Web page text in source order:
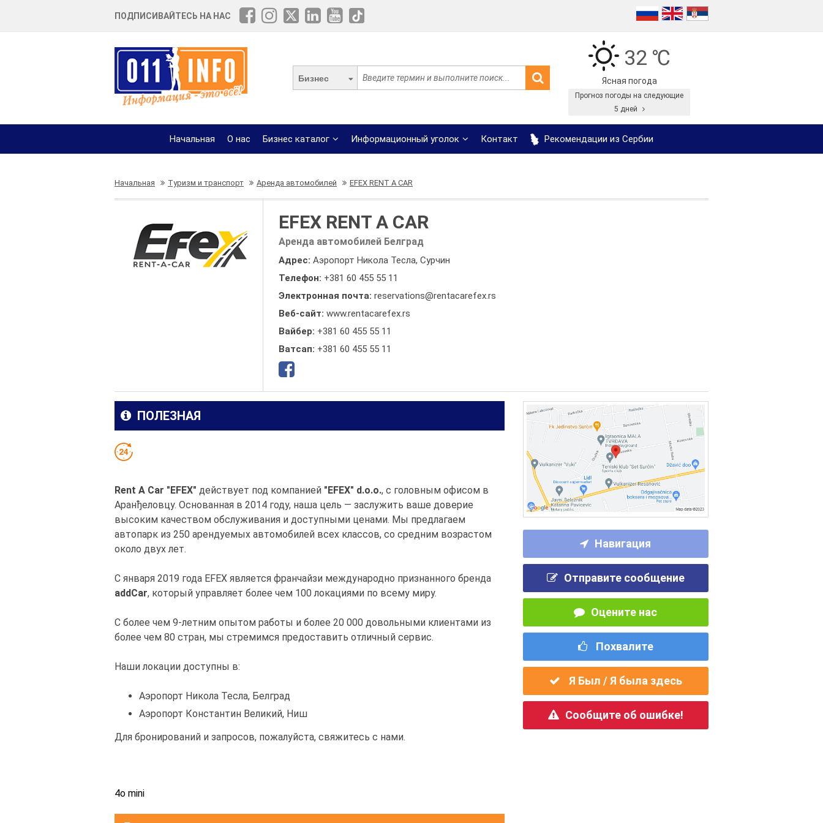
ПОДПИСИВАЙТЕСЬ НА НАС
Бизнес
32 ℃
Ясная погода
Прогноз погоды на следующие
5 дней
Начальная О нас Бизнес каталог Информационный уголок Контакт Рекомендации из Сербии
Начальная Туризм и транспорт Аренда автомобилей EFEX RENT A CAR
EFEX RENT A CAR
Аренда автомобилей Белград
Адрес: Аэропорт Никола Тесла, Сурчин
Телефон: +381 60 455 55 11
Электронная почта: reservations@rentacarefex.rs
Веб-сайт: www.rentacarefex.rs
Вайбер: +381 60 455 55 11
Ватсап: +381 60 455 55 11
Навигация
Отправите сообщение
Оцените нас
Похвалите
Я Был / Я была здесь
Сообщите об ошибке!
ПОЛЕЗНАЯ
Rent A Car "EFEX" действует под компанией "EFEX" d.o.o., с головным офисом в
Аранђеловцу. Основанная в 2014 году, наша цель — заслужить ваше доверие
высоким качеством обслуживания и доступными ценами. Мы предлагаем
автопарк из 250 арендуемых автомобилей всех классов, со средним возрастом
около двух лет.
С января 2019 года EFEX является франчайзи международно признанного бренда
addCar, который управляет более чем 100 локациями по всему миру.
С более чем 9-летним опытом работы и более 20 000 довольными клиентами из
более чем 80 стран, мы стремимся предоставить отличный сервис.
Наши локации доступны в:
Аэропорт Никола Тесла, Белград
Аэропорт Константин Великий, Ниш
Для бронирований и запросов, пожалуйста, свяжитесь с нами.
4o mini